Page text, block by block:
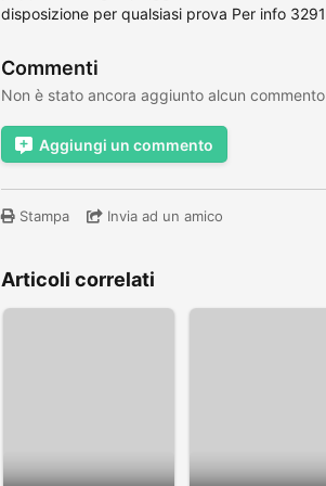
disposizione per qualsiasi prova Per info
Commenti
Non è stato ancora aggiunto alcun commento
Aggiungi un commento
Stampa Invia ad un amico
Articoli correlati